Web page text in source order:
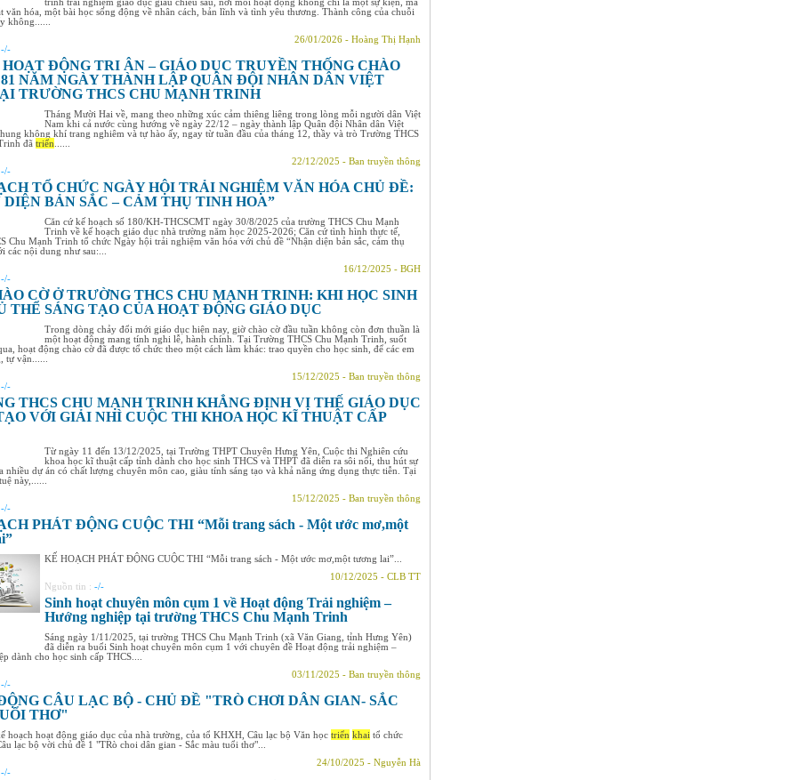
văn hóa, một bài học sống động về nhân cách, bản lĩnh và tình yêu thương. Thành công của chuỗi
không......
26/01/2026 - Hoàng Thị Hạnh
-/-
ĐỘNG TRI ÂN – GIÁO DỤC TRUYỀN THỐNG CHÀO
NĂM NGÀY THÀNH LẬP QUÂN ĐỘI NHÂN DÂN VIỆT
TRƯỜNG THCS CHU MẠNH TRINH
Tháng Mười Hai về, mang theo những xúc cảm thiêng liêng trong lòng mỗi người dân Việt
Nam khi cả nước cùng hướng về ngày 22/12 – ngày thành lập Quân đội Nhân dân Việt
không khí trang nghiêm và tự hào ấy, ngay từ tuần đầu của tháng 12, thầy và trò Trường THCS
đã triển
22/12/2025 - Ban truyền thông
-/-
TỔ CHỨC NGÀY HỘI TRẢI NGHIỆM VĂN HÓA CHỦ ĐỀ:
DIỆN BẢN SẮC – CẢM THỤ TINH HOA”
Căn cứ kế hoạch số 180/KH-THCSCMT ngày 30/8/2025 của trường THCS Chu Mạnh
Trinh về kế hoạch giáo dục nhà trường năm học 2025-2026; Căn cứ tình hình thực tế,
Chu Mạnh Trinh tổ chức Ngày hội trải nghiệm văn hóa với chủ đề “Nhận diện bản sắc, cảm thụ
các nội dung như sau:...
16/12/2025 - BGH
-/-
CỜ Ở TRƯỜNG THCS CHU MẠNH TRINH: KHI HỌC SINH
THỂ SÁNG TẠO CỦA HOẠT ĐỘNG GIÁO DỤC
Trong dòng chảy đổi mới giáo dục hiện nay, giờ chào cờ đầu tuần không còn đơn thuần là
một hoạt động mang tính nghi lễ, hành chính. Tại Trường THCS Chu Mạnh Trinh, suốt
hoạt động chào cờ đã được tổ chức theo một cách làm khác: trao quyền cho học sinh, để các em
tự vận......
15/12/2025 - Ban truyền thông
-/-
THCS CHU MẠNH TRINH KHẲNG ĐỊNH VỊ THẾ GIÁO DỤC
VỚI GIẢI NHÌ CUỘC THI KHOA HỌC KĨ THUẬT CẤP
Từ ngày 11 đến 13/12/2025, tại Trường THPT Chuyên Hưng Yên, Cuộc thi Nghiên cứu
khoa học kĩ thuật cấp tỉnh dành cho học sinh THCS và THPT đã diễn ra sôi nổi, thu hút sự
nhiều dự án có chất lượng chuyên môn cao, giàu tính sáng tạo và khả năng ứng dụng thực tiễn. Tại
này,......
15/12/2025 - Ban truyền thông
-/-
PHÁT ĐỘNG CUỘC THI “Mỗi trang sách - Một ước mơ,một
KẾ HOẠCH PHÁT ĐỘNG CUỘC THI “Mỗi trang sách - Một ước mơ,một tương lai”...
10/12/2025 - CLB TT
Nguồn tin : -/-
Sinh hoạt chuyên môn cụm 1 về Hoạt động Trải nghiệm –
Hướng nghiệp tại trường THCS Chu Mạnh Trinh
Sáng ngày 1/11/2025, tại trường THCS Chu Mạnh Trinh (xã Văn Giang, tỉnh Hưng Yên)
đã diễn ra buổi Sinh hoạt chuyên môn cụm 1 với chuyên đề Hoạt động trải nghiệm –
dành cho học sinh cấp THCS....
03/11/2025 - Ban truyền thông
-/-
CÂU LẠC BỘ - CHỦ ĐỀ "TRÒ CHƠI DÂN GIAN- SẮC
THƠ"
hoạch hoạt động giáo dục của nhà trường, của tổ KHXH, Câu lạc bộ Văn học triển khai tổ chức
lạc bộ vời chủ đề 1 "TRò choi dân gian - Sắc màu tuổi thơ"...
24/10/2025 - Nguyễn Hà
-/-